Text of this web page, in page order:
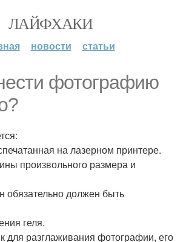
ЛАЙФХАКИ
новости статьи
фотографию
на лазерном принтере.
произвольного размера и
обязательно должен быть
геля.
для разглаживания фотографии, его